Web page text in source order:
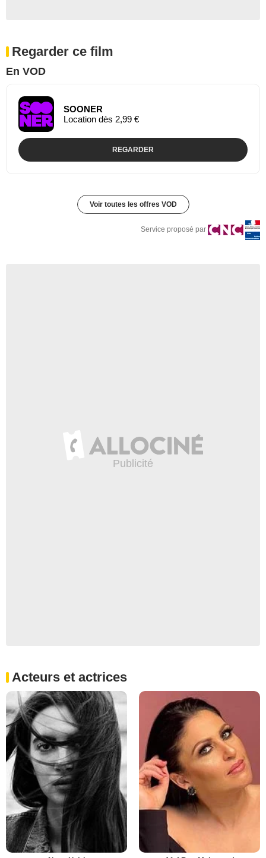
Regarder ce film
En VOD
SOONER
Location dès 2,99 €
REGARDER
Voir toutes les offres VOD
Service proposé par
Acteurs et actrices